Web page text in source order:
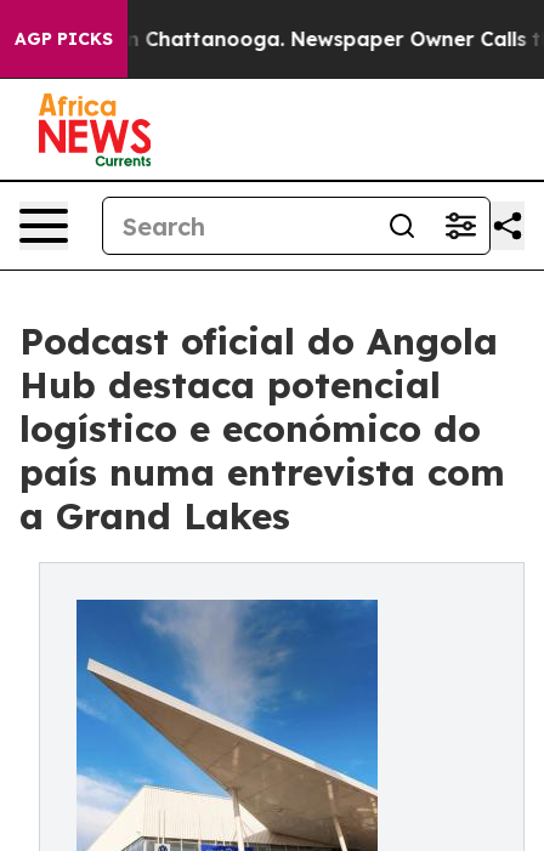
AGP PICKS
Chaos in Chattanooga. Newspaper Owner Calls the
Podcast oficial do Angola
Hub destaca potencial
logístico e económico do
país numa entrevista com
a Grand Lakes